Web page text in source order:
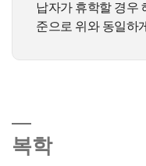
납자가 휴학할 경우
준으로 위와 동일하
복학